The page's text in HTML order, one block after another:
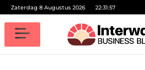
Zaterdag 8 Augustus 2026 22:31:59